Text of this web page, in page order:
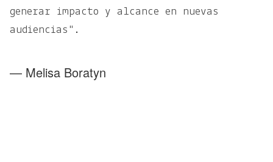
generar impacto y alcance en nuevas
audiencias".
— Melisa Boratyn